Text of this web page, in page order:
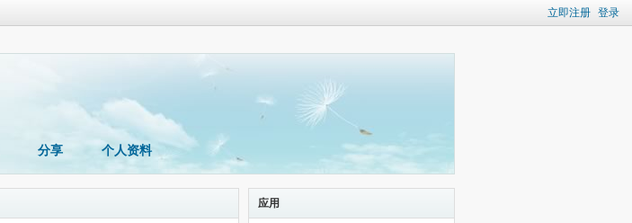
立即注册 登录
分享 个人资料
应用